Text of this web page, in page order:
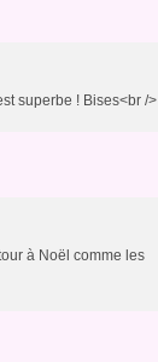
superbe ! Bises<br />
à Noël comme les